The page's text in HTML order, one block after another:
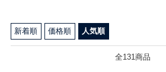
新着順 価格順 人気順
全131商品